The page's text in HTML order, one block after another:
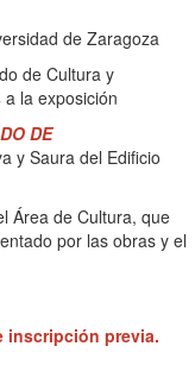
de Zaragoza
de Cultura y
a la exposición
DE
y Saura del Edificio
Área de Cultura, que
por las obras y el
inscripción previa.